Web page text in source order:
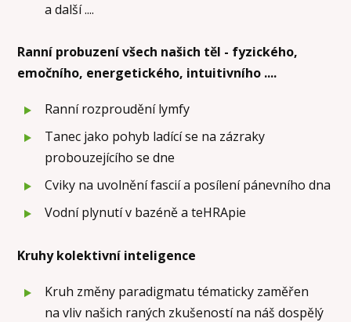
a další ....
Ranní probuzení všech našich těl - fyzického,
emočního, energetického, intuitivního ....
Ranní rozproudění lymfy
Tanec jako pohyb ladící se na zázraky
probouzejícího se dne
Cviky na uvolnění fascií a posílení pánevního dna
Vodní plynutí v bazéně a teHRApie
Kruhy kolektivní inteligence
Kruh změny paradigmatu tématicky zaměřen
na vliv našich raných zkušeností na náš dospělý